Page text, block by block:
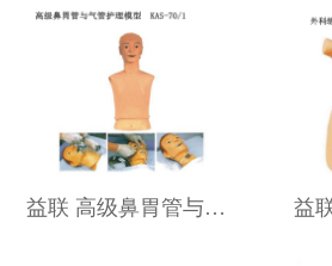
益联 高级鼻胃管与气管护理模型 KAS-70/1